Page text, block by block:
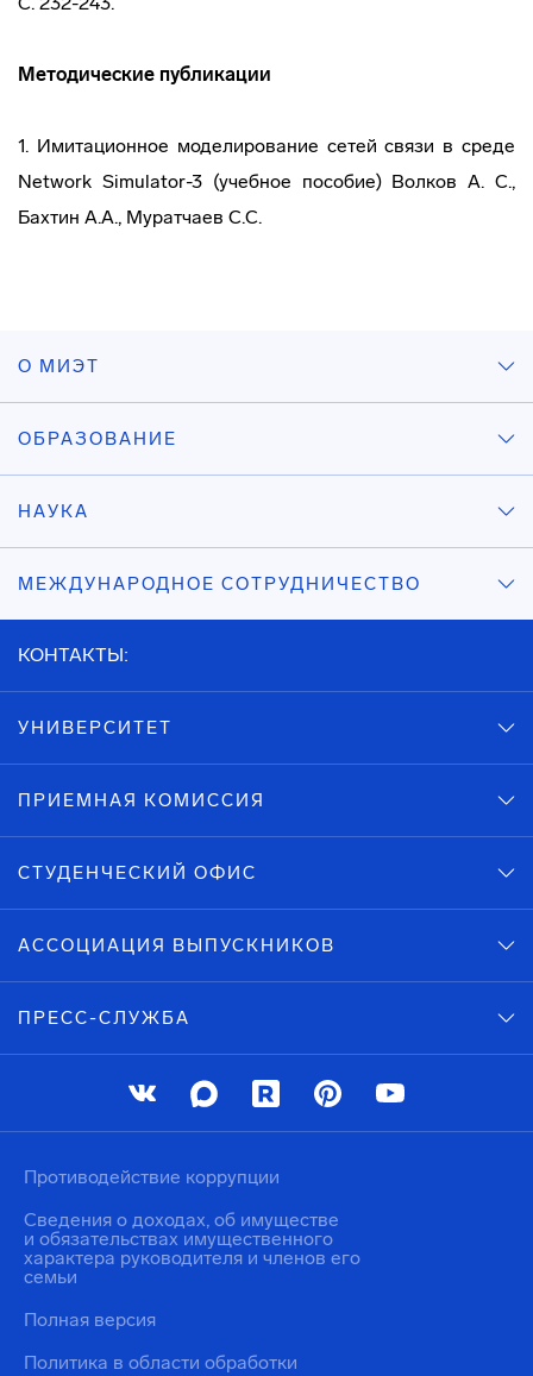
Методические публикации
1. Имитационное моделирование сетей связи в среде
Network Simulator-3 (учебное пособие) Волков А. С.,
Бахтин А.А., Муратчаев С.С.
О МИЭТ
ОБРАЗОВАНИЕ
НАУКА
МЕЖДУНАРОДНОЕ СОТРУДНИЧЕСТВО
КОНТАКТЫ:
УНИВЕРСИТЕТ
ПРИЕМНАЯ КОМИССИЯ
СТУДЕНЧЕСКИЙ ОФИС
АССОЦИАЦИЯ ВЫПУСКНИКОВ
ПРЕСС-СЛУЖБА
Политика в области обработки
Противодействие коррупции
Сведения о доходах, об имуществе
и обязательствах имущественного
характера руководителя и членов его
семьи
Полная версия